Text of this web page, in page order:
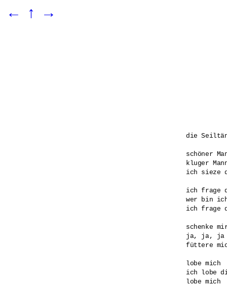
← ↑ →
die
schöner
kluger
ich sieze
ich frage
wer bin
ich frage
schenke
ja, ja, ja
füttere
lobe mich
ich lobe
lobe mich